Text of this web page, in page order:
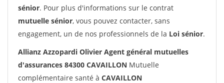
sénior. Pour plus d'informations sur le contrat
mutuelle sénior, vous pouvez contacter, sans
engagement, un de nos professionnels de la Loi sénior.
Allianz Azzopardi Olivier Agent général mutuelles
d'assurances 84300 CAVAILLON Mutuelle
complémentaire santé à CAVAILLON